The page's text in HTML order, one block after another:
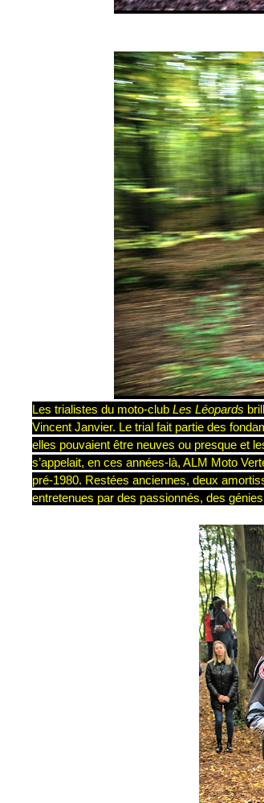
Les trialistes du moto-club Les Léopards
Vincent Janvier. Le trial fait partie des
elles pouvaient être neuves ou presque et
s’appelait, en ces années-là, ALM Moto
pré-1980. Restées anciennes, deux
entretenues par des passionnés, des